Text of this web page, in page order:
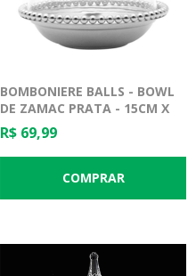
BOMBONIERE BALLS - BOWL
DE ZAMAC PRATA - 15CM X
10CM
R$ 69,99